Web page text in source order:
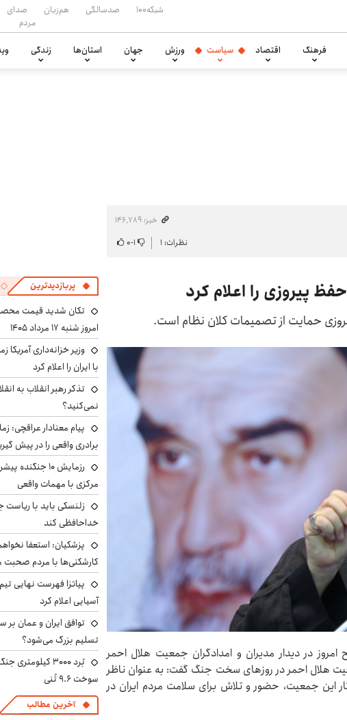
شبکه۱۰۰ صدسالگی هم‌زبان
صدای
مردم
فرهنگ اقتصاد سیاست ورزش جهان استان‌ها زندگی
خبر: ۱۴۶٬۷۸۹
نظرات: ۱ ۱-۰
حمایت از تصمیمات کلان نظام است.
در دیدار مدیران و امدادگران جمعیت هلال احمر
هلال احمر در روزهای سخت جنگ گفت: به عنوان ناظر
این جمعیت، حضور و تلاش برای سلامت مردم ایران در
پربازدیدترین
تکان شدید قیمت
امروز شنبه ۱۷ مرداد ۱۴۰۵
وزیر خزانه‌داری
با ایران را اعلام کرد
تذکر رهبر انقلاب به
نمی‌کنید؟
پیام معنادار عراقچی:
برادری واقعی را در پیش
رزمایش ۱۰
مرکزی با مهمات واقعی
زلنسکی باید با ریاست
خداحافظی کند
پزشکیان: استعفا
کارشکنی‌ها با مردم صحبت
پیاتزا فهرست نهایی
آسیایی اعلام کرد
توافق ایران و عمان بر
تسلیم بزرگ می‌شود؟
سوخت ۹.۶ تُنی
آخرین مطالب